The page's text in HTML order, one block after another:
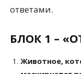
ответами.
БЛОК 1 –
Животное,